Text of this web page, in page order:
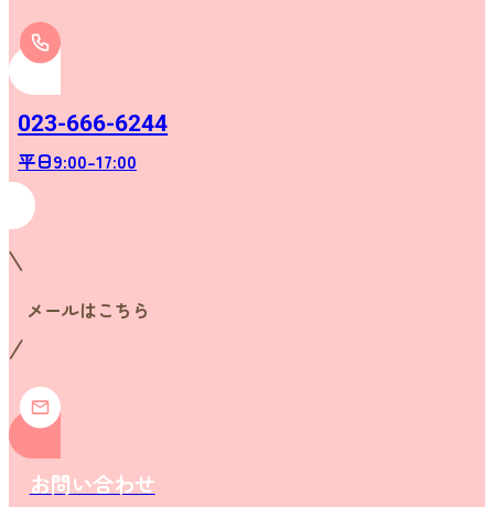
023-666-6244
平日9:00-17:00
メールはこちら
お問い合わせ